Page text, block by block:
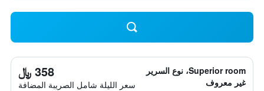
Superior room، نوع السرير
غير معروف
358 ﷼
سعر الليلة شامل الصريبة المضافة